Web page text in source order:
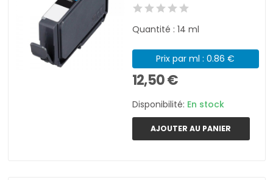
Quantité : 14 ml
Prix par ml : 0.86 €
12,50 €
Disponibilité: En stock
AJOUTER AU PANIER